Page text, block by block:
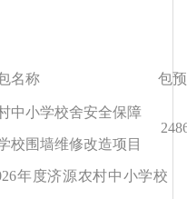
名称 包
中小学校舍安全保障
校围墙维修改造项目
年度济源农村中小学校